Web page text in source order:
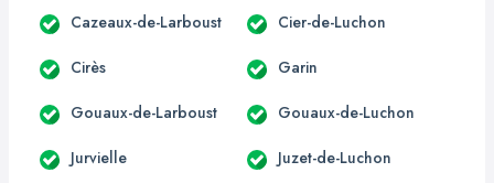
Cazeaux-de-Larboust Cier-de-Luchon
Cirès Garin
Gouaux-de-Larboust Gouaux-de-Luchon
Jurvielle Juzet-de-Luchon